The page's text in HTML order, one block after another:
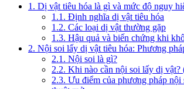
1. Dị vật tiêu hóa là gì và mức độ nguy
1.1. Định nghĩa dị vật tiêu hóa
1.2. Các loại dị vật thường gặp
1.3. Hậu quả và biến chứng khi
2. Nội soi lấy dị vật tiêu hóa: Phương
2.1. Nội soi là gì?
2.2. Khi nào cần nội soi lấy dị vật?
2.3. Ưu điểm của phương pháp nội